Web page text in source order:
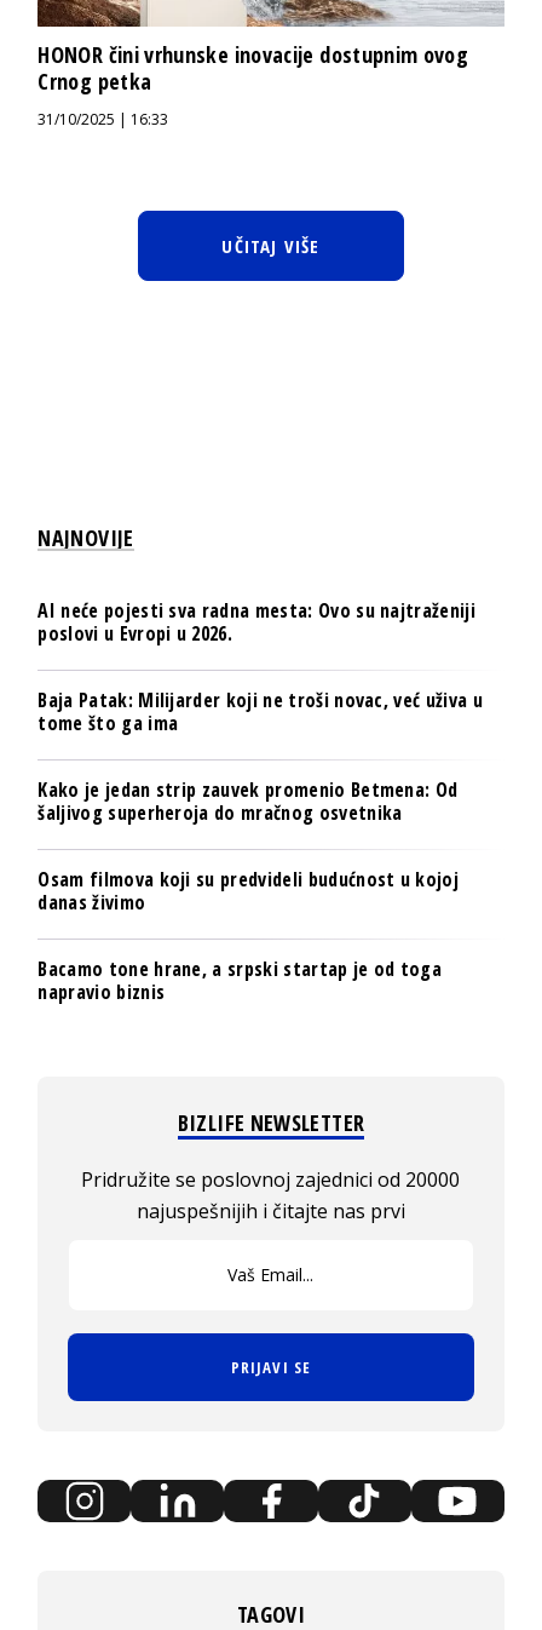
HONOR čini vrhunske inovacije dostupnim ovog
Crnog petka
31/10/2025 | 16:33
UČITAJ VIŠE
NAJNOVIJE
AI neće pojesti sva radna mesta: Ovo su najtraženiji
poslovi u Evropi u 2026.
Baja Patak: Milijarder koji ne troši novac, već uživa u
tome što ga ima
Kako je jedan strip zauvek promenio Betmena: Od
šaljivog superheroja do mračnog osvetnika
Osam filmova koji su predvideli budućnost u kojoj
danas živimo
Bacamo tone hrane, a srpski startap je od toga
napravio biznis
BIZLIFE NEWSLETTER
Pridružite se poslovnoj zajednici od 20000
najuspešnijih i čitajte nas prvi
PRIJAVI SE
TAGOVI